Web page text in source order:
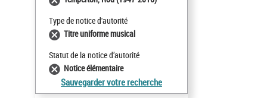
Type de notice d'autorité
Titre uniforme musical
Statut de la notice d’autorité
Notice élémentaire
Sauvegarder votre recherche